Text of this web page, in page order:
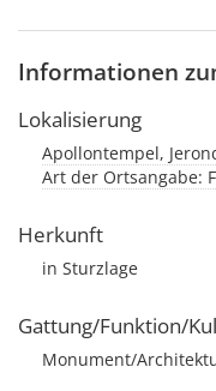
Informationen
Lokalisierung
Apollontempel,
Art der Ortsangabe:
Herkunft
in Sturzlage
Gattung/Funktion/
Monument/